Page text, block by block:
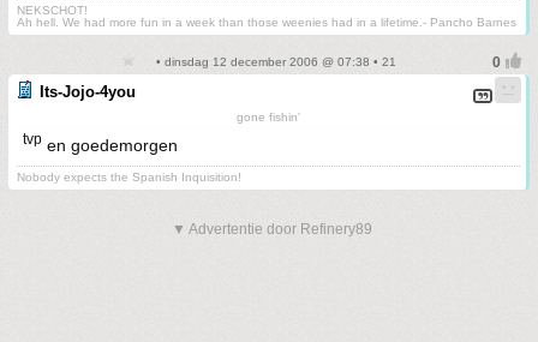
NEKSCHOT!
Ah hell. We had more fun in a week than those weenies had in a lifetime.- Pancho Barnes
• dinsdag 12 december 2006 @ 07:38 • 21
Its-Jojo-4you
gone fishin'
tvp en goedemorgen
Nobody expects the Spanish Inquisition!
▼ Advertentie door Refinery89